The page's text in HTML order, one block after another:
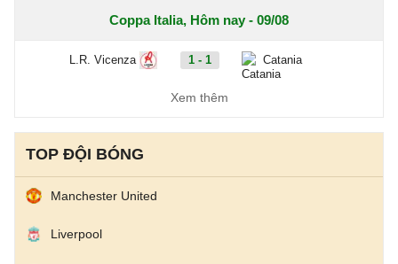
Coppa Italia, Hôm nay - 09/08
L.R. Vicenza 1 - 1 Catania
3 - 1
Boulogne 0 - 0 Nancy
Xem thêm
TOP ĐỘI BÓNG
Manchester United
Liverpool